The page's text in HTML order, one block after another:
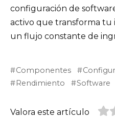
configuración de
activo que transforma tu
un flujo constante de
Componentes
Rendimiento
Software
Valora este artículo